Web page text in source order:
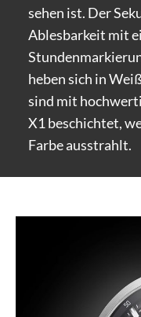
sehen ist. Der
Ablesbarkeit mit
heben sich in
sind mit
X1 beschichtet,
Farbe ausstrahlt.